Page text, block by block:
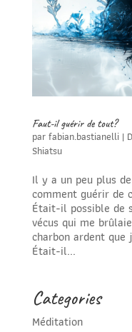
Faut-il guérir de tout?
parfabian.bastianelli|
Shiatsu
Il y a un peu plus
comment guérir de
Était-il possible de
vécus qui me
charbon ardent que
Était-il...
Categories
Méditation